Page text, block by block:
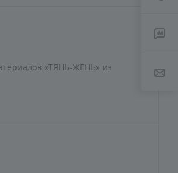
«ТЯНЬ-ЖЕНЬ» из